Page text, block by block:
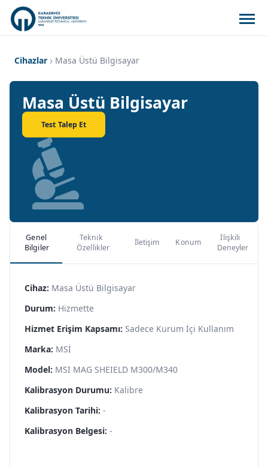
Cihazlar Masa Üstü Bilgisayar
Masa Üstü Bilgisayar
Test Talep Et
Genel
Bilgiler
Teknik
Özellikler
İletişim Konum
İlişkili
Deneyler
Cihaz: Masa Üstü Bilgisayar
Durum: Hizmette
Hizmet Erişim Kapsamı: Sadece Kurum İçi Kullanım
Marka: MSİ
Model: MSI MAG SHEIELD M300/M340
Kalibrasyon Durumu: Kalibre
Kalibrasyon Tarihi: -
Kalibrasyon Belgesi: -